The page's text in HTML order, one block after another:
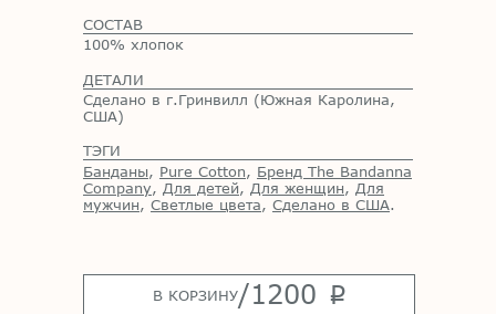
СОСТАВ
100% хлопок
ДЕТАЛИ
Сделано в г.Гринвилл (Южная Каролина,
США)
ТЭГИ
Банданы, Pure Cotton, Бренд The Bandanna
Company, Для детей, Для женщин, Для
мужчин, Светлые цвета, Сделано в США.
В КОРЗИНУ/1200 p